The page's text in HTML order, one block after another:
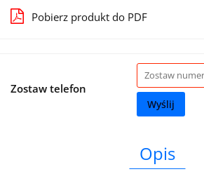
Pobierz produkt do PDF
Zostaw telefon
Wyślij
Opis